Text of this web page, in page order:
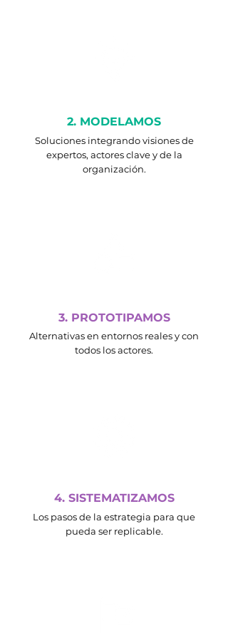
2. MODELAMOS
Soluciones integrando visiones de
expertos, actores clave y de la
organización.
3. PROTOTIPAMOS
Alternativas en entornos reales y con
todos los actores.
4. SISTEMATIZAMOS
Los pasos de la estrategia para que
pueda ser replicable.